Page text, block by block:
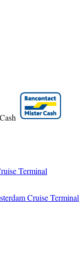
Terminal
Cruise Terminal